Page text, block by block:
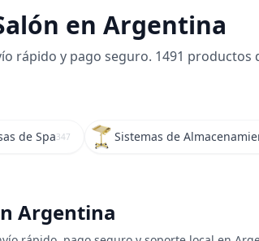
en Argentina
rápido y pago seguro. 1491
de Spa347 Sistemas de
Argentina